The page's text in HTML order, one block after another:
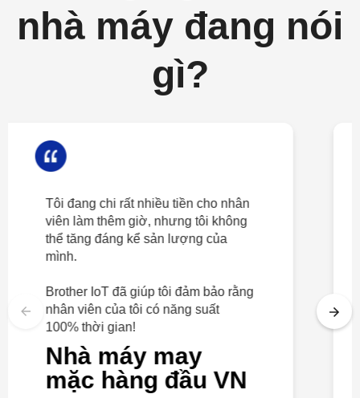
nhà máy đang nói
gì?
Tôi đang chi rất nhiều tiền cho nhân
viên làm thêm giờ, nhưng tôi không
thể tăng đáng kể sản lượng của
Brother IoT đã giúp tôi đảm bảo rằng
nhân viên của tôi có năng suất
100% thời gian!
Nhà máy may
mặc hàng đầu VN